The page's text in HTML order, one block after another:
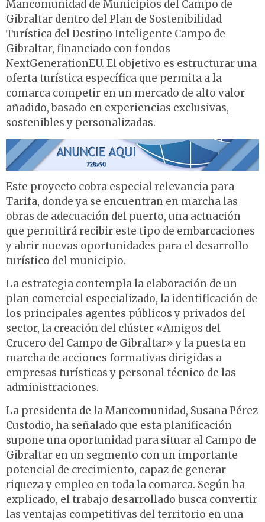
Mancomunidad de Municipios del Campo de
Gibraltar dentro del Plan de Sostenibilidad
Turística del Destino Inteligente Campo de
Gibraltar, financiado con fondos
NextGenerationEU. El objetivo es estructurar una
oferta turística específica que permita a la
comarca competir en un mercado de alto valor
añadido, basado en experiencias exclusivas,
sostenibles y personalizadas.
Este proyecto cobra especial relevancia para
Tarifa, donde ya se encuentran en marcha las
obras de adecuación del puerto, una actuación
que permitirá recibir este tipo de embarcaciones
y abrir nuevas oportunidades para el desarrollo
turístico del municipio.
La estrategia contempla la elaboración de un
plan comercial especializado, la identificación de
los principales agentes públicos y privados del
sector, la creación del clúster «Amigos del
Crucero del Campo de Gibraltar» y la puesta en
marcha de acciones formativas dirigidas a
empresas turísticas y personal técnico de las
administraciones.
La presidenta de la Mancomunidad, Susana Pérez
Custodio, ha señalado que esta planificación
supone una oportunidad para situar al Campo de
Gibraltar en un segmento con un importante
potencial de crecimiento, capaz de generar
riqueza y empleo en toda la comarca. Según ha
explicado, el trabajo desarrollado busca convertir
las ventajas competitivas del territorio en una